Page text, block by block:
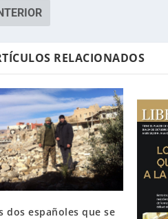
RELACIONADOS
dos españoles que se